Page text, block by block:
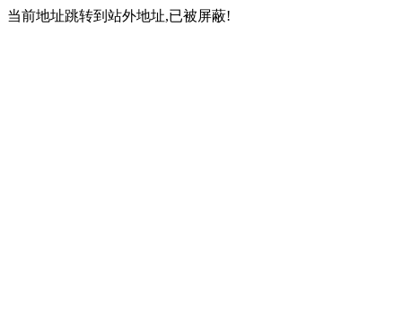
当前地址跳转到站外地址,已被屏蔽!